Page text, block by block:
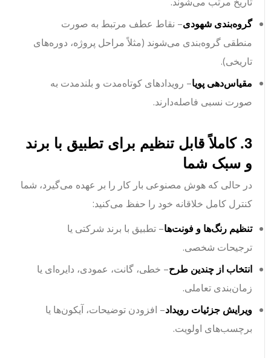
گروه‌بندی شهودی– نقاط عطف مرتبط به صورت
منطقی گروه‌بندی می‌شوند (مثلاً مراحل پروژه، دوره‌های
تاریخی).
مقیاس‌دهی پویا– رویدادهای کوتاه‌مدت و بلندمدت به
صورت نسبی فاصله‌دارند.
3. کاملاً قابل تنظیم برای تطبیق با برند
و سبک شما
در حالی که هوش مصنوعی بار کار را بر عهده می‌گیرد، شما
کنترل کامل خلاقانه خود را حفظ می‌کنید:
تنظیم رنگ‌ها و فونت‌ها– تطبیق با برند شرکتی یا
ترجیحات شخصی.
انتخاب از چندین طرح– خطی، گانت، عمودی، دایره‌ای یا
زمان‌بندی تعاملی.
ویرایش جزئیات رویداد– افزودن توضیحات، آیکون‌ها یا
برچسب‌های اولویت.